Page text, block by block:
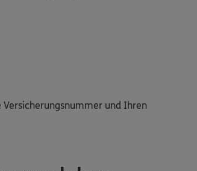
Versicherungsnummer und Ihren